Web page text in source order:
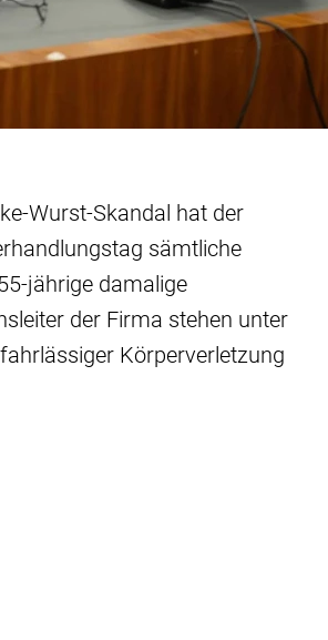
Wurst-Skandal hat der
sämtliche
jährige damalige
der Firma stehen unter
Körperverletzung